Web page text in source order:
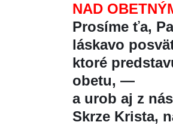
NAD
Prosíme ťa,
láskavo
ktoré
obetu, —
a urob aj z
Skrze Krista,